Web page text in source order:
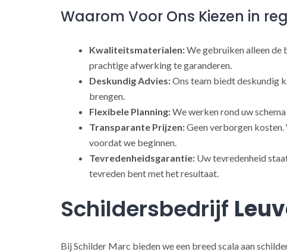
Waarom Voor Ons Kiezen in
Kwaliteitsmaterialen:We gebruiken alleen de
prachtige afwerking te garanderen.
Deskundig Advies:Ons team biedt deskundig
brengen.
Flexibele Planning:We werken rond uw
Transparante Prijzen:Geen verborgen
voordat we beginnen.
Tevredenheidsgarantie: Uw tevredenheid
tevreden bent met het resultaat.
Schildersbedrijf
Bij Schilder Marc bieden we een breed scala aan